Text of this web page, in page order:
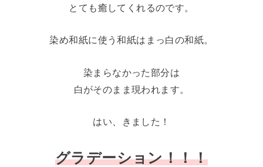
とても癒してくれるのです。
染め和紙に使う和紙はまっ白の和紙。
染まらなかった部分は
白がそのまま現われます。
はい、きました！
グラデーション！！！